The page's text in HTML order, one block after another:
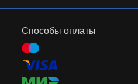
Способы оплаты